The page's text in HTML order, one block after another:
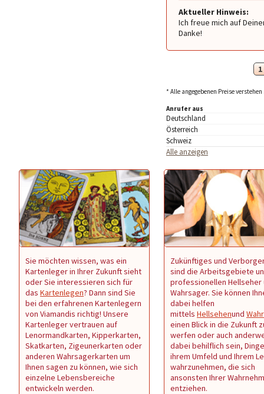
Aktueller Hinweis:
Ich freue mich auf
Danke!
1
* Alle angegebenen Preise
Anrufer aus
Deutschland
Österreich
Schweiz
Alle anzeigen
Sie möchten wissen, was ein
Kartenleger in Ihrer Zukunft sieht
oder Sie interessieren sich für
das Kartenlegen? Dann sind Sie
bei den erfahrenen Kartenlegern
von Viamandis richtig! Unsere
Kartenleger vertrauen auf
Lenormandkarten, Kipperkarten,
Skatkarten, Zigeunerkarten oder
anderen Wahrsagerkarten um
Ihnen sagen zu können, wie sich
einzelne Lebensbereiche
entwickeln werden.
Zukünftiges und
sind die Arbeitsgebiete
professionellen Hellseher
Wahrsager. Sie können
dabei helfen
mittels Hellsehenund
einen Blick in die Zukunft
werfen oder auch
dabei behilflich sein,
ihrem Umfeld und Ihrem
wahrzunehmen, die sich
ansonsten Ihrer
entziehen.